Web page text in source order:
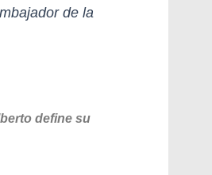
de la
define su